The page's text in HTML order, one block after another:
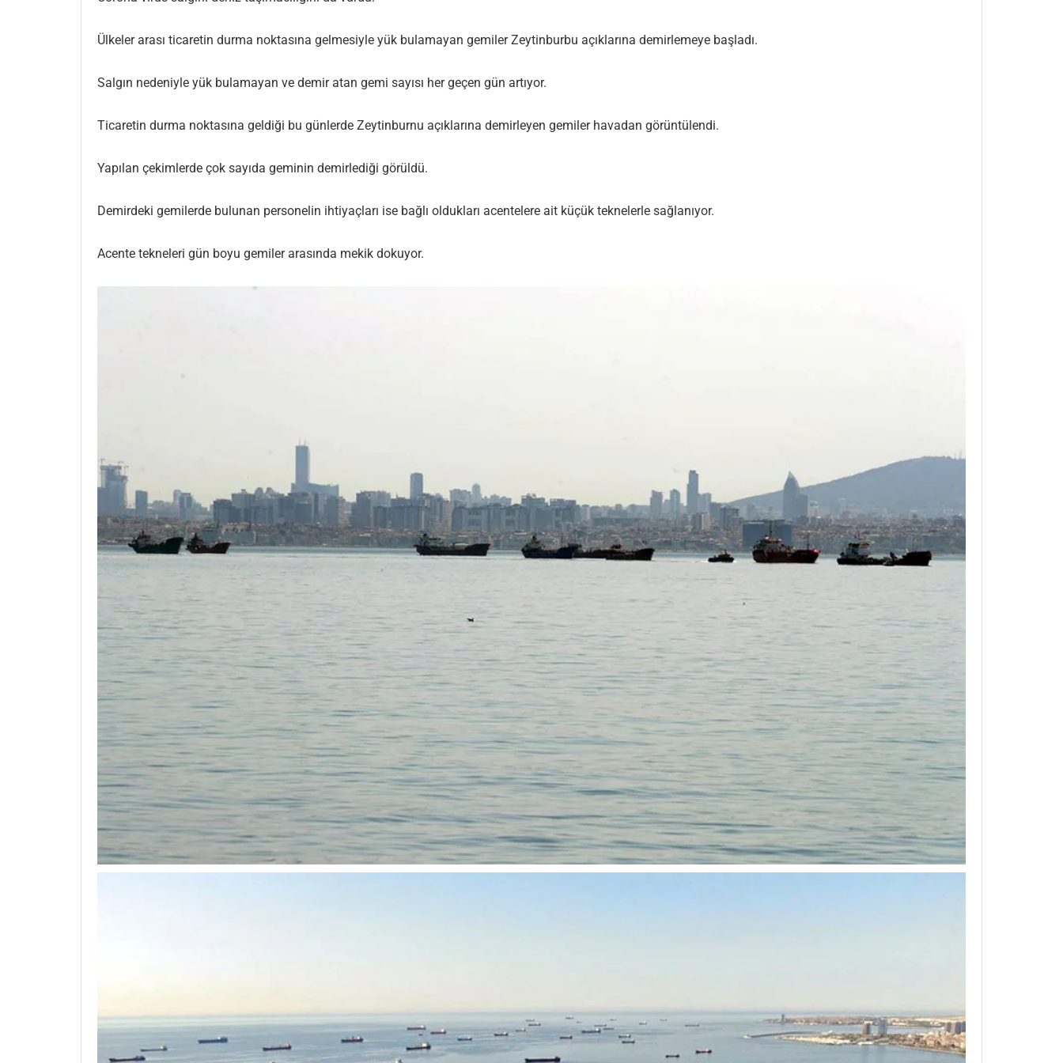
Ülkeler arası ticaretin durma noktasına gelmesiyle yük bulamayan gemiler Zeytinburbu açıklarına demirlemeye başladı.
Salgın nedeniyle yük bulamayan ve demir atan gemi sayısı her geçen gün artıyor.
Ticaretin durma noktasına geldiği bu günlerde Zeytinburnu açıklarına demirleyen gemiler havadan görüntülendi.
Yapılan çekimlerde çok sayıda geminin demirlediği görüldü.
Demirdeki gemilerde bulunan personelin ihtiyaçları ise bağlı oldukları acentelere ait küçük teknelerle sağlanıyor.
Acente tekneleri gün boyu gemiler arasında mekik dokuyor.